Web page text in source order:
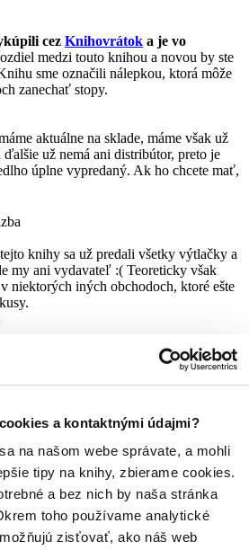
a kontaktnými údajmi?
na našom webe správate, a mohli
tipy na knihy, zbierame cookies.
a bez nich by naša stránka
toho používame analytické
zisťovať, ako náš web
cez Knihovrátok a je vo
medzi touto knihou a novou by ste
sme označili nálepkou, ktorá môže
zanechať stopy.
aktuálne na sklade, máme však už
ďalšie už nemá ani distribútor, preto je
úplne vypredaný. Ak ho chcete mať,
knihy sa už predali všetky výtlačky a
my ani vydavateľ :( Teoreticky však
niektorých iných obchodoch, ktoré ešte